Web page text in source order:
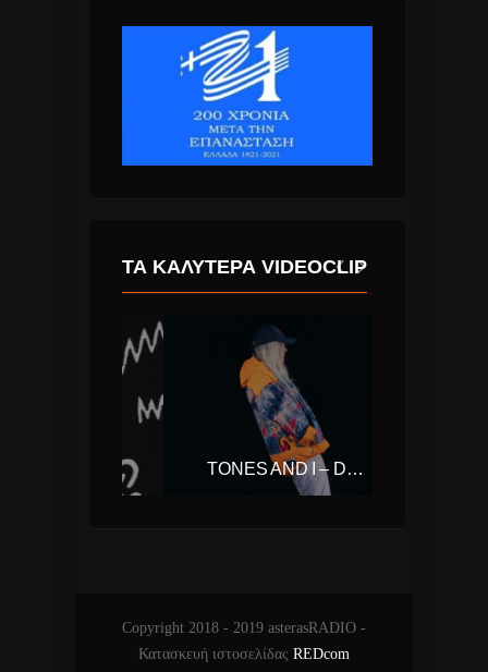
ΤΑ ΚΑΛΎΤΕΡΑ VIDEOCLIP
TONES AND I – DANCE MONKEY
Copyright 2018 - 2019 asterasRADIO -
Κατασκευή ιστοσελίδας REDcom